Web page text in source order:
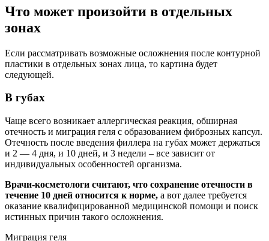
Что может произойти в отдельных
зонах
Если рассматривать возможные осложнения после контурной
пластики в отдельных зонах лица, то картина будет
следующей.
В губах
Чаще всего возникает аллергическая реакция, обширная
отечность и миграция геля с образованием фиброзных капсул.
Отечность после введения филлера на губах может держаться
и 2 — 4 дня, и 10 дней, и 3 недели – все зависит от
индивидуальных особенностей организма.
Врачи-косметологи считают, что сохранение отечности в
течение 10 дней относится к норме, а вот далее требуется
оказание квалифицированной медицинской помощи и поиск
истинных причин такого осложнения.
Миграция геля